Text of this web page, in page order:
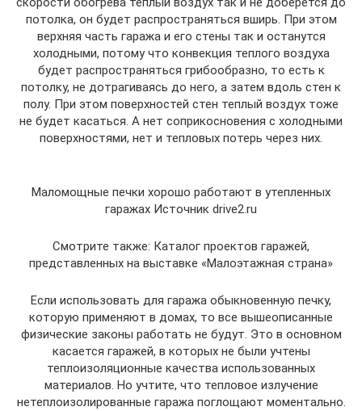
потолка, он будет распространяться вширь. При этом
верхняя часть гаража и его стены так и останутся
холодными, потому что конвекция теплого воздуха
будет распространяться грибообразно, то есть к
потолку, не дотрагиваясь до него, а затем вдоль стен к
полу. При этом поверхностей стен теплый воздух тоже
не будет касаться. А нет соприкосновения с холодными
поверхностями, нет и тепловых потерь через них.
Маломощные печки хорошо работают в утепленных
гаражах Источник drive2.ru
Смотрите также: Каталог проектов гаражей,
представленных на выставке «Малоэтажная страна»
Если использовать для гаража обыкновенную печку,
которую применяют в домах, то все вышеописанные
физические законы работать не будут. Это в основном
касается гаражей, в которых не были учтены
теплоизоляционные качества использованных
материалов. Но учтите, что тепловое излучение
нетеплоизолированные гаража поглощают моментально.